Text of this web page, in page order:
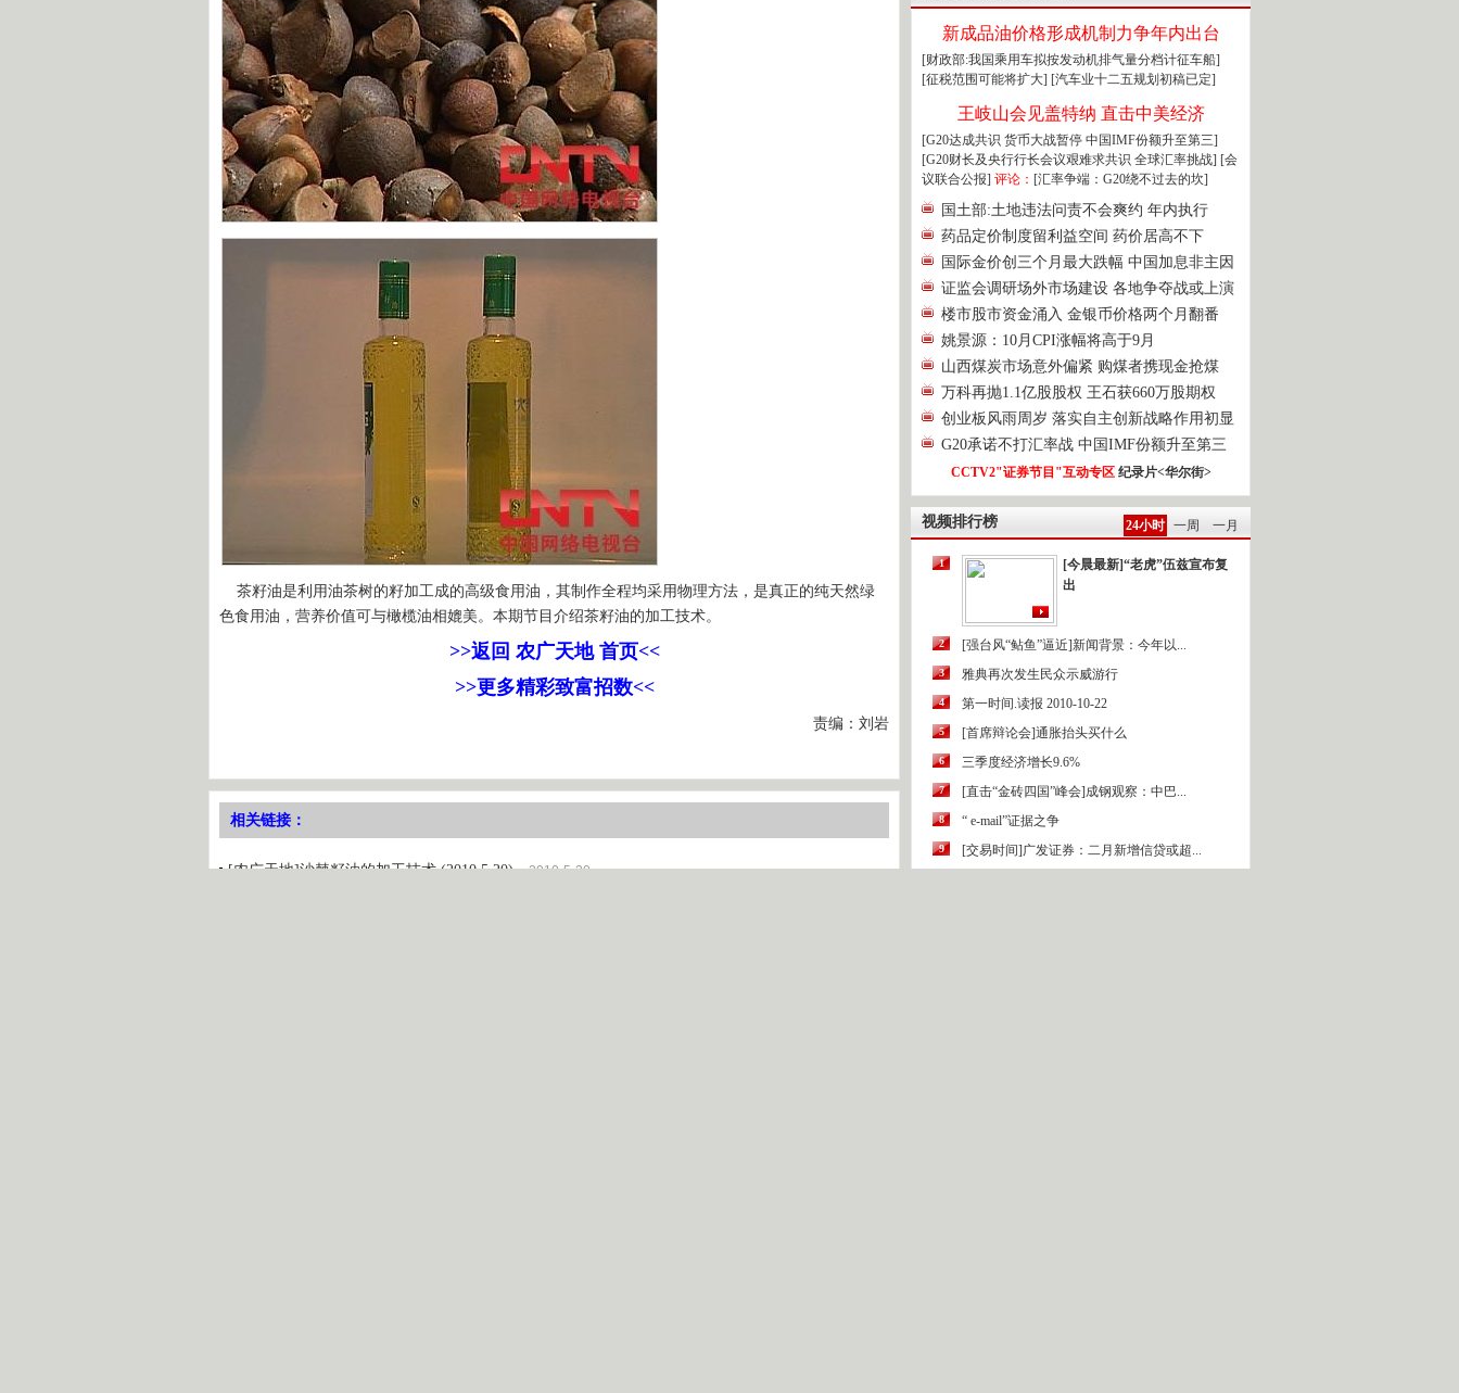
茶籽油是利用油茶树的籽加工成的高级食用油，其制作全程均采用物理方法，是真正的纯天然绿
色食用油，营养价值可与橄榄油相媲美。本期节目介绍茶籽油的加工技术。
>>返回 农广天地 首页<<
>>更多精彩致富招数<<
责编：刘岩
相关链接：
[农广天地]沙棘籽油的加工技术 (2010.5.20) 2010-5-20
新成品油价格形成机制力争年内出台
[财政部:我国乘用车拟按发动机排气量分档计征车船]
[征税范围可能将扩大] [汽车业十二五规划初稿已定]
王岐山会见盖特纳 直击中美经济
[G20达成共识 货币大战暂停 中国IMF份额升至第三]
[G20财长及央行行长会议艰难求共识 全球汇率挑战] [会
议联合公报] 评论： [汇率争端：G20绕不过去的坎]
国土部:土地违法问责不会爽约 年内执行
药品定价制度留利益空间 药价居高不下
国际金价创三个月最大跌幅 中国加息非主因
证监会调研场外市场建设 各地争夺战或上演
楼市股市资金涌入 金银币价格两个月翻番
姚景源：10月CPI涨幅将高于9月
山西煤炭市场意外偏紧 购煤者携现金抢煤
万科再抛1.1亿股股权 王石获660万股期权
创业板风雨周岁 落实自主创新战略作用初显
G20承诺不打汇率战 中国IMF份额升至第三
CCTV2"证券节目"互动专区 纪录片<华尔街>
视频排行榜 24小时 一周 一月
1
[今晨最新]“老虎”伍兹宣布复
出
2 [强台风“鲇鱼”逼近]新闻背景：今年以...
3 雅典再次发生民众示威游行
4 第一时间.读报 2010-10-22
5 [首席辩论会]通胀抬头买什么
6 三季度经济增长9.6%
7 [直击“金砖四国”峰会]成钢观察：中巴...
8 “ e-mail”证据之争
9 [交易时间]广发证券：二月新增信贷或超...